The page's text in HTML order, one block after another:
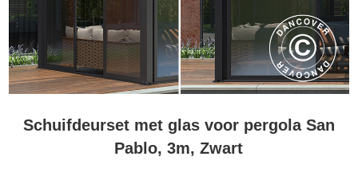
Schuifdeurset met glas voor pergola San
Pablo, 3m, Zwart